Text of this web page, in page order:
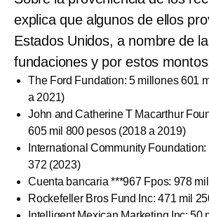
explica que algunos de ellos
Estados Unidos, a nombre de
fundaciones y por estos
The Ford Fundation: 5 millones 601
a 2021)
John and Catherine T Macarthur
605 mil 800 pesos (2018 a 2019)
International Community Foundation:
372 (2023)
Cuenta bancaria ***967 Fpos: 978
Rockefeller Bros Fund Inc: 471 mil